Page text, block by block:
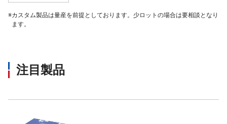
※カスタム製品は量産を前提としております。少ロットの場合は要相談となり
ます。
注目製品